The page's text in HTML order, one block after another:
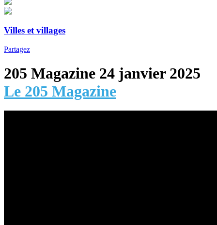
Villes et villages
Partagez
205 Magazine 24 janvier 2025
Le 205 Magazine